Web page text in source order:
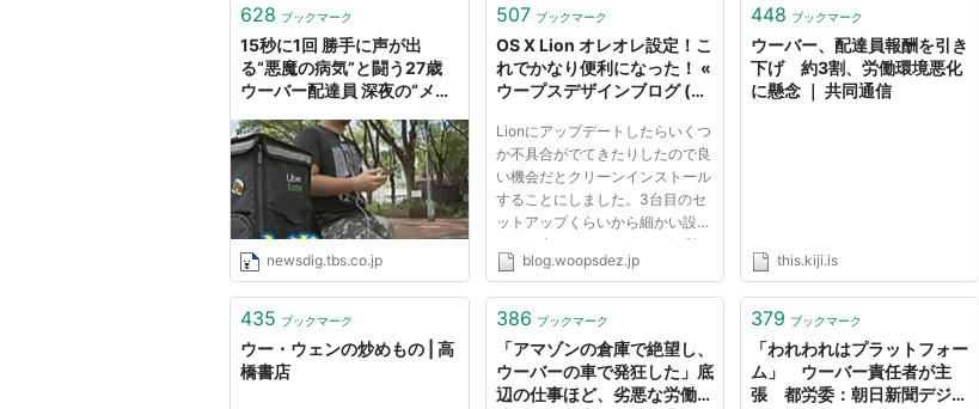
628 ブックマーク
15秒に1回 勝手に声が出
る“悪魔の病気”と闘う27歳
ウーバー配達員 深夜の“メッ
者が話を聞いた トゥレット
症・チック症とは | TBS
NEWS DIG
newsdig.tbs.co.jp
507 ブックマーク
OS X Lion オレオレ設定！こ
れでかなり便利になった！ «
ウープスデザインブログ (デ
Lionにアップデートしたらいくつ
か不具合がでてきたりしたので良
い機会だとクリーンインストール
することにしました。3台目のセ
ットアップくらいから細かい設定
なども合わせてこうすると便利！
みたいな形ができたので備忘録と
ー最適化 アプリの起動、ファイ
ルへのアクセスはランチャーた
ち...
blog.woopsdez.jp
448 ブックマーク
ウーバー、配達員報酬を引き
下げ 約3割、労働環境悪化
に懸念 ｜ 共同通信
this.kiji.is
435 ブックマーク
ウー・ウェンの炒めもの | 高
橋書店
386 ブックマーク
「アマゾンの倉庫で絶望し、
ウーバーの車で発狂した」底
辺の仕事ほど、劣悪な労働環
379 ブックマーク
「われわれはプラットフォー
ム」 ウーバー責任者が主
張 都労委：朝日新聞デジタ